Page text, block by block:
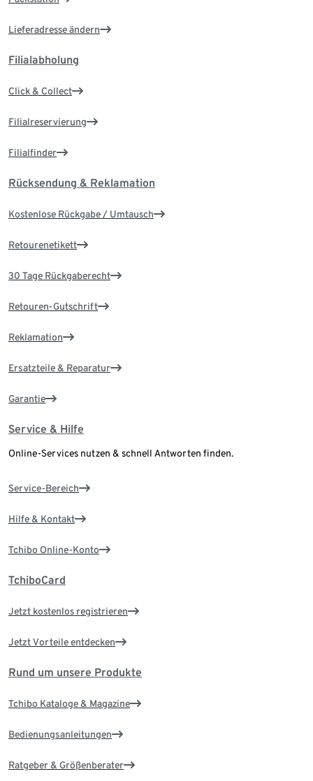
Lieferadresse ändern
Filialabholung
Click & Collect
Filialreservierung
Filialfinder
Rücksendung & Reklamation
Kostenlose Rückgabe / Umtausch
Retourenetikett
30 Tage Rückgaberecht
Retouren-Gutschrift
Reklamation
Ersatzteile & Reparatur
Garantie
Service & Hilfe
Online-Services nutzen & schnell Antworten finden.
Service-Bereich
Hilfe & Kontakt
Tchibo Online-Konto
TchiboCard
Jetzt kostenlos registrieren
Jetzt Vorteile entdecken
Rund um unsere Produkte
Tchibo Kataloge & Magazine
Bedienungsanleitungen
Ratgeber & Größenberater